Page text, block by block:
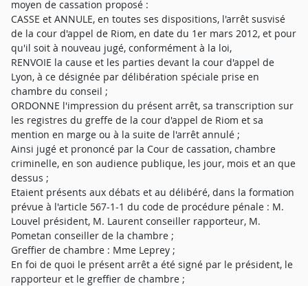
moyen de cassation proposé :
CASSE et ANNULE, en toutes ses dispositions, l'arrêt susvisé
de la cour d'appel de Riom, en date du 1er mars 2012, et pour
qu'il soit à nouveau jugé, conformément à la loi,
RENVOIE la cause et les parties devant la cour d'appel de
Lyon, à ce désignée par délibération spéciale prise en
chambre du conseil ;
ORDONNE l'impression du présent arrêt, sa transcription sur
les registres du greffe de la cour d'appel de Riom et sa
mention en marge ou à la suite de l'arrêt annulé ;
Ainsi jugé et prononcé par la Cour de cassation, chambre
criminelle, en son audience publique, les jour, mois et an que
dessus ;
Etaient présents aux débats et au délibéré, dans la formation
prévue à l'article 567-1-1 du code de procédure pénale : M.
Louvel président, M. Laurent conseiller rapporteur, M.
Pometan conseiller de la chambre ;
Greffier de chambre : Mme Leprey ;
En foi de quoi le présent arrêt a été signé par le président, le
rapporteur et le greffier de chambre ;